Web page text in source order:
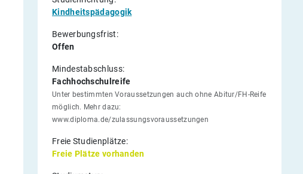
Kindheitspädagogik
Bewerbungsfrist:
Offen
Mindestabschluss:
Fachhochschulreife
Unter bestimmten Voraussetzungen auch ohne Abitur/FH-Reife
möglich. Mehr dazu:
www.diploma.de/zulassungsvoraussetzungen
Freie Studienplätze:
Freie Plätze vorhanden